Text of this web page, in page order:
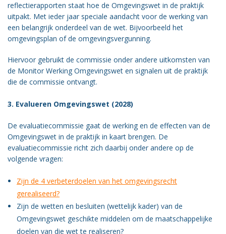
reflectierapporten staat hoe de Omgevingswet in de praktijk
uitpakt. Met ieder jaar speciale aandacht voor de werking van
een belangrijk onderdeel van de wet. Bijvoorbeeld het
omgevingsplan of de omgevingsvergunning.
Hiervoor gebruikt de commissie onder andere uitkomsten van
de Monitor Werking Omgevingswet en signalen uit de praktijk
die de commissie ontvangt.
3. Evalueren Omgevingswet (2028)
De evaluatiecommissie gaat de werking en de effecten van de
Omgevingswet in de praktijk in kaart brengen. De
evaluatiecommissie richt zich daarbij onder andere op de
volgende vragen:
Zijn de 4 verbeterdoelen van het omgevingsrecht
gerealiseerd?
Zijn de wetten en besluiten (wettelijk kader) van de
Omgevingswet geschikte middelen om de maatschappelijke
doelen van die wet te realiseren?